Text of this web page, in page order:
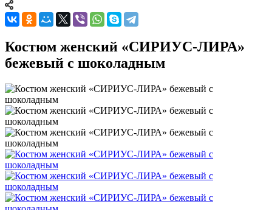
Костюм женский «СИРИУС-ЛИРА»
бежевый с шоколадным